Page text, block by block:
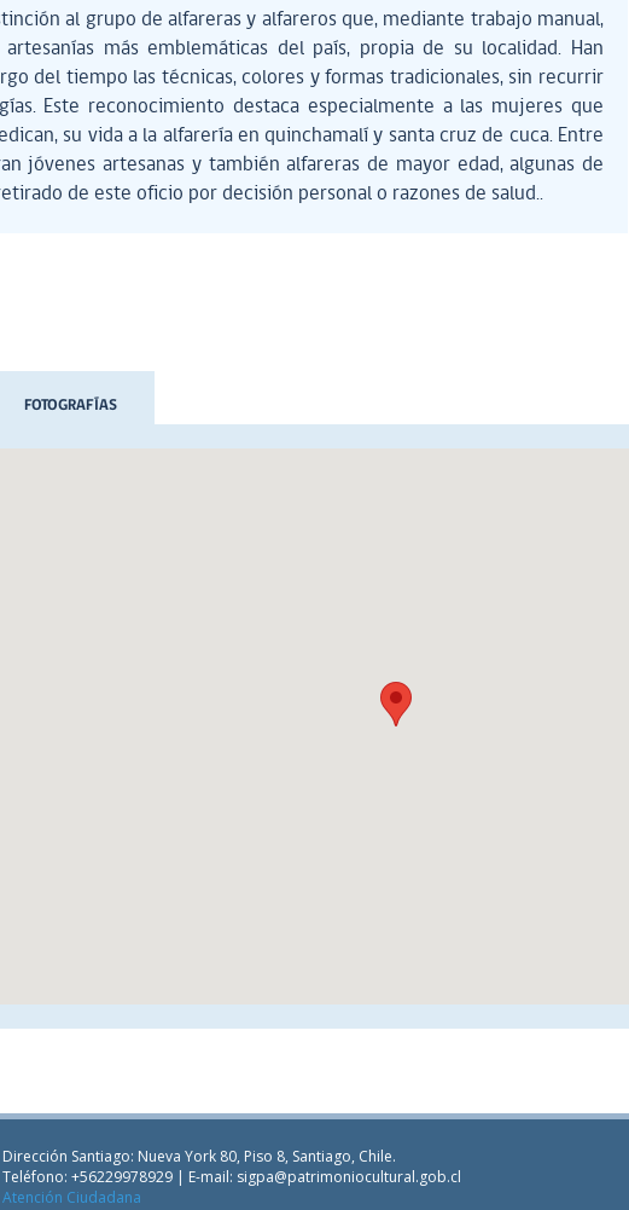
al grupo de alfareras y alfareros que, mediante trabajo manual,
más emblemáticas del país, propia de su localidad. Han
del tiempo las técnicas, colores y formas tradicionales, sin recurrir
Este reconocimiento destaca especialmente a las mujeres que
su vida a la alfarería en quinchamalí y santa cruz de cuca. Entre
jóvenes artesanas y también alfareras de mayor edad, algunas de
de este oficio por decisión personal o razones de salud..
FOTOGRAFÍAS
Dirección Santiago: Nueva York 80, Piso 8, Santiago, Chile.
Teléfono: +56229978929 | E-mail: sigpa@patrimoniocultural.gob.cl
Atención Ciudadana